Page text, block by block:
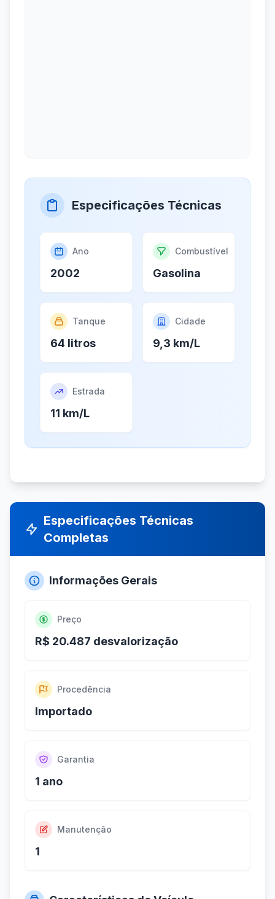
Especificações Técnicas
Ano
2002
Combustível
Gasolina
Tanque
64 litros
Cidade
9,3 km/L
Estrada
11 km/L
Especificações Técnicas
Completas
Informações Gerais
Preço
R$ 20.487 desvalorização
Procedência
Importado
Garantia
1 ano
Manutenção
1